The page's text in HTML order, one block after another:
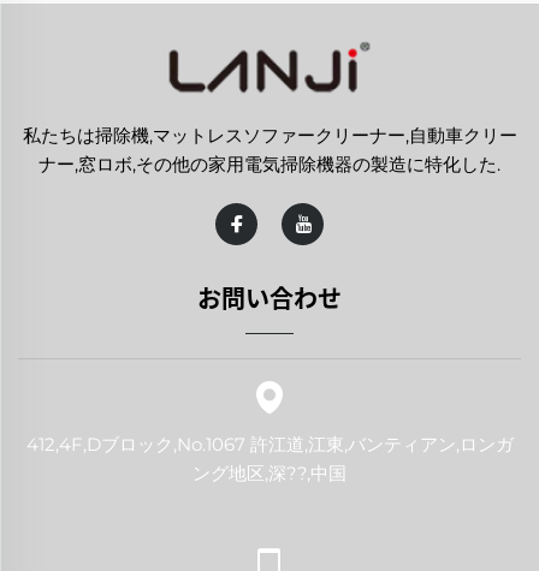
私たちは掃除機,マットレスソファークリーナー,自動車クリー
ナー,窓ロボ,その他の家用電気掃除機器の製造に特化した.
お問い合わせ
412,4F,Dブロック,No.1067 許江道,江東,バンティアン,ロンガ
ング地区,深??,中国